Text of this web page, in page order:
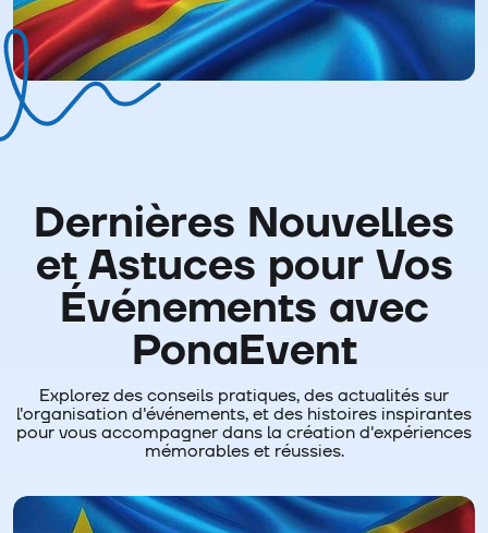
Dernières Nouvelles
et Astuces pour Vos
Événements avec
PonaEvent
Explorez des conseils pratiques, des actualités sur
l'organisation d'événements, et des histoires inspirantes
pour vous accompagner dans la création d'expériences
mémorables et réussies.